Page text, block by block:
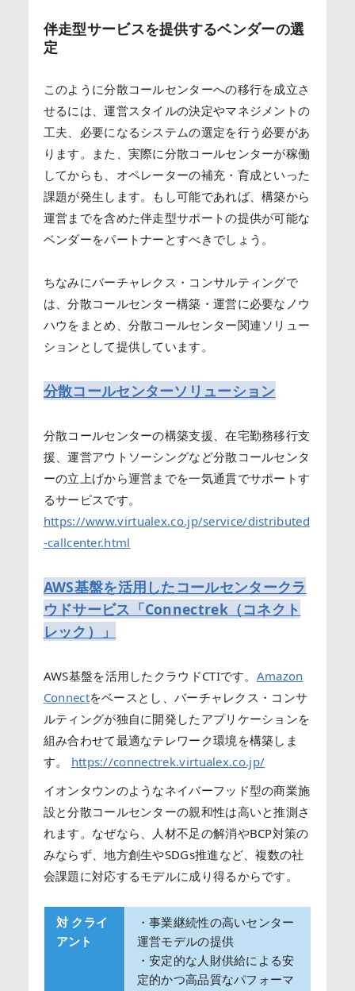
伴走型サービスを提供するベンダーの選
定
このように分散コールセンターへの移行を成立さ
せるには、運営スタイルの決定やマネジメントの
工夫、必要になるシステムの選定を行う必要があ
ります。また、実際に分散コールセンターが稼働
してからも、オペレーターの補充・育成といった
課題が発生します。もし可能であれば、構築から
運営までを含めた伴走型サポートの提供が可能な
ベンダーをパートナーとすべきでしょう。
ちなみにバーチャレクス・コンサルティングで
は、分散コールセンター構築・運営に必要なノウ
ハウをまとめ、分散コールセンター関連ソリュー
ションとして提供しています。
分散コールセンターソリューション
分散コールセンターの構築支援、在宅勤務移行支
援、運営アウトソーシングなど分散コールセンタ
ーの立上げから運営までを一気通貫でサポートす
るサービスです。
https://www.virtualex.co.jp/service/distributed
-callcenter.html
AWS基盤を活用したコールセンタークラ
ウドサービス「Connectrek（コネクト
レック）」
AWS基盤を活用したクラウドCTIです。 Amazon
Connectをベースとし、バーチャレクス・コンサ
ルティングが独自に開発したアプリケーションを
組み合わせて最適なテレワーク環境を構築しま
す。 https://connectrek.virtualex.co.jp/
イオンタウンのようなネイバーフッド型の商業施
設と分散コールセンターの親和性は高いと推測さ
れます。なぜなら、人材不足の解消やBCP対策の
みならず、地方創生やSDGs推進など、複数の社
会課題に対応するモデルに成り得るからです。
対 クライ
アント
・事業継続性の高いセンター
運営モデルの提供
・安定的な人財供給による安
定的かつ高品質なパフォーマ